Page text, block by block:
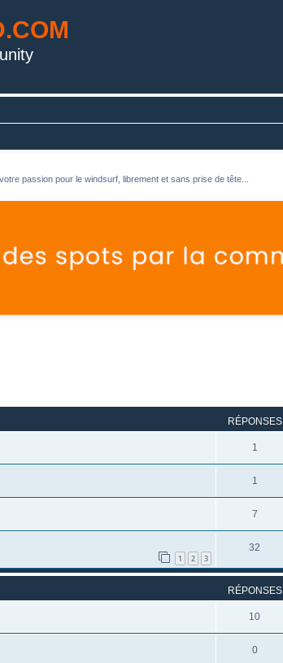
passion pour le windsurf, librement et sans prise de tête...
RÉPONSES
1
1
7
1 2 3
32
RÉPONSES
10
0